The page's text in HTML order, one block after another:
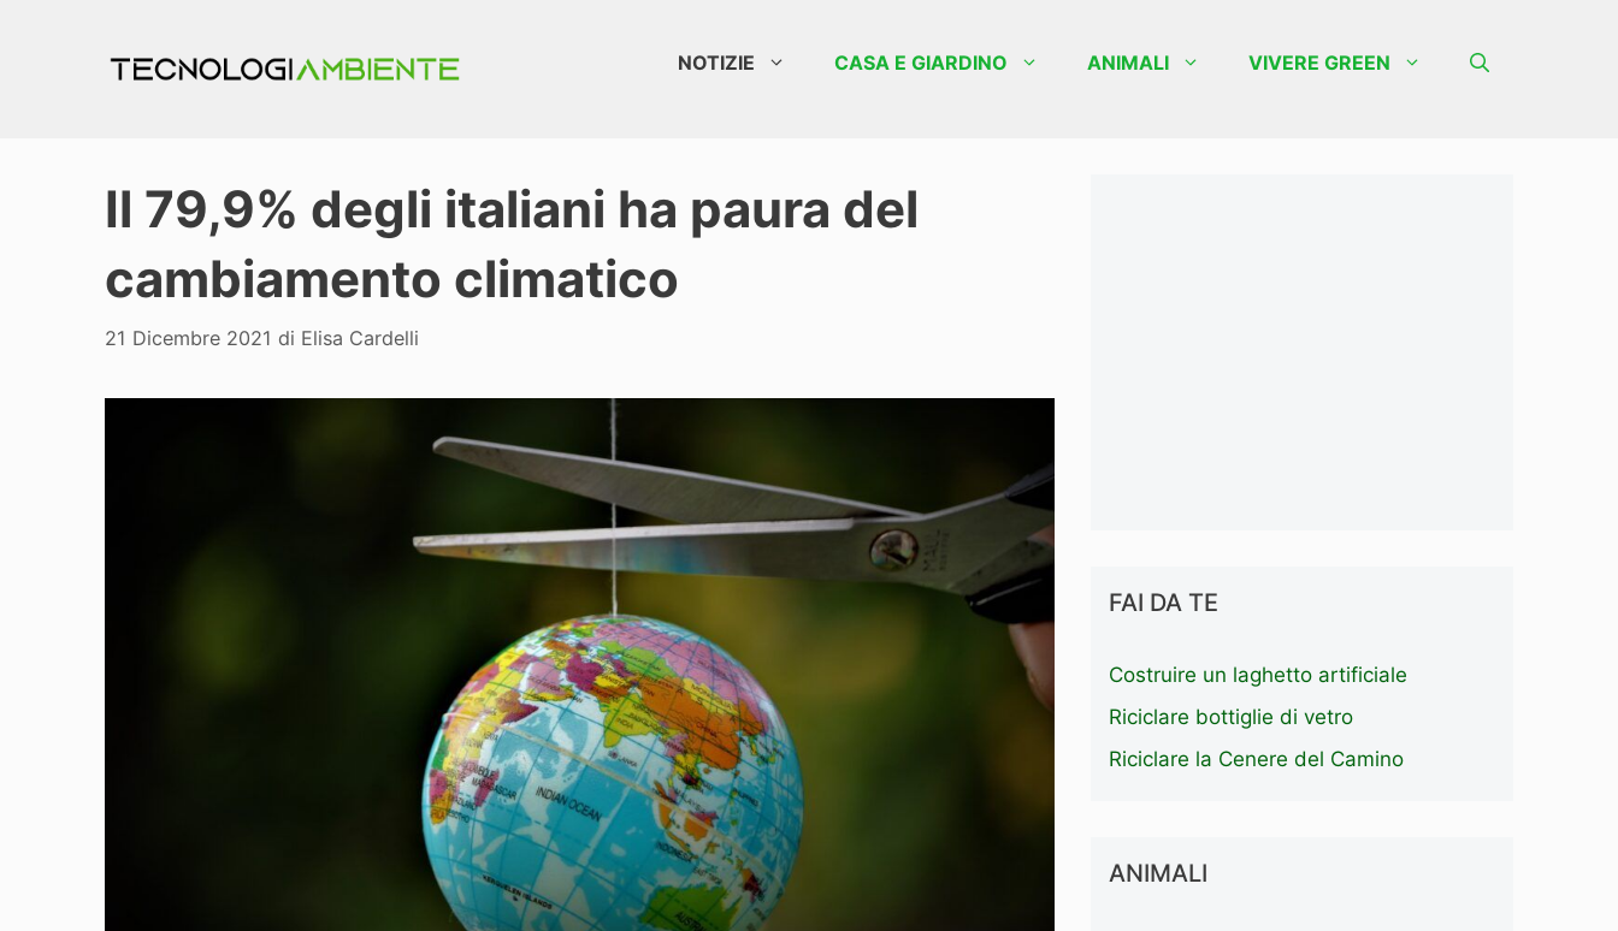
NOTIZIE CASA E GIARDINO ANIMALI VIVERE GREEN
Il 79,9% degli italiani ha paura del
cambiamento climatico
21 Dicembre 2021 di Elisa Cardelli
FAI DA TE
Costruire un laghetto artificiale
Riciclare bottiglie di vetro
Riciclare la Cenere del Camino
ANIMALI